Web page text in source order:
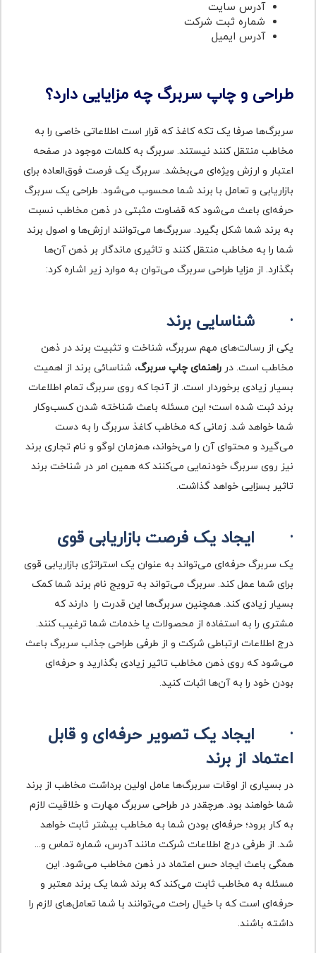
آدرس سایت
شماره ثبت شرکت
آدرس ایمیل
طراحی و چاپ سربرگ چه مزایایی دارد؟
سربرگ‌ها صرفا یک تکه کاغذ که قرار است اطلاعاتی خاصی را به
مخاطب منتقل کنند نیستند. سربرگ به کلمات موجود در صفحه
اعتبار و ارزش ویژه‌ای می‌بخشد. سربرگ یک فرصت فوق‌العاده برای
بازاریابی و تعامل با برند شما محسوب می‌شود. طراحی یک سربرگ
حرفه‌ای باعث می‌شود که قضاوت مثبتی در ذهن مخاطب نسبت
به برند شما شکل بگیرد. سربرگ‌ها می‌توانند ارزش‌ها و اصول برند
شما را به مخاطب منتقل کنند و تاثیری ماندگار بر ذهن آن‌ها
بگذارد. از مزایا طراحی سربرگ می‌توان به موارد زیر اشاره کرد:
· شناسایی برند
یکی از رسالت‌های مهم سربرگ، شناخت و تثبیت برند در ذهن
مخاطب است. در راهنمای چاپ سربرگ، شناسائی برند از اهمیت
بسیار زیادی برخوردار است. از آنجا که روی سربرگ تمام اطلاعات
برند ثبت شده است؛ این مسئله باعث شناخته شدن کسب‌وکار
شما خواهد شد. زمانی که مخاطب کاغذ سربرگ را به دست
می‌گیرد و محتوای آن را می‌خواند، همزمان لوگو و نام تجاری برند
نیز روی سربرگ خودنمایی می‌کنند که همین امر در شناخت برند
تاثیر بسزایی خواهد گذاشت.
· ایجاد یک فرصت بازاریابی قوی
یک سربرگ حرفه‌ای می‌تواند به عنوان یک استراتژی بازاریابی قوی
برای شما عمل کند. سربرگ می‌تواند به ترویج نام برند شما کمک
بسیار زیادی کند. همچنین سربرگ‌ها این قدرت را دارند که
مشتری را به استفاده از محصولات یا خدمات شما ترغیب کنند.
درج اطلاعات ارتباطی شرکت و از طرفی طراحی جذاب سربرگ باعث
می‌شود که روی ذهن مخاطب تاثیر زیادی بگذارید و حرفه‌ای
بودن خود را به آن‌ها اثبات کنید.
· ایجاد یک تصویر حرفه‌ای و قابل
اعتماد از برند
در بسیاری از اوقات سربرگ‌ها عامل اولین برداشت مخاطب از برند
شما خواهند بود. هرچقدر در طراحی سربرگ مهارت و خلاقیت لازم
به کار برود؛ حرفه‌ای بودن شما به مخاطب بیشتر ثابت خواهد
شد. از طرفی درج اطلاعات شرکت مانند آدرس، شماره تماس و...
همگی باعث ایجاد حس اعتماد در ذهن مخاطب می‌شود. این
مسئله به مخاطب ثابت می‌کند که برند شما یک برند معتبر و
حرفه‌ای است که با خیال راحت می‌توانند با شما تعامل‌های لازم را
داشته باشند.